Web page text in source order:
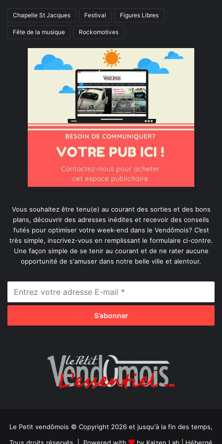
Chapelle St Jacques Festival Figures Libres
Fête de la musique Rockomotives
Vous souhaitez être tenu(e) au courant des sorties et des bons
plans, découvrir des adresses inédites et recevoir des conseils
futés pour optimiser votre week-end dans le Vendômois? C’est
très simple, inscrivez-vous en remplissant le formulaire ci-contre.
Une façon simple de se tenir au courant et de ne rater aucune
opportunité de s'amuser dans notre belle ville et alentour.
Le Petit vendômois © Copyright 2026 et jusqu'à la fin des temps,